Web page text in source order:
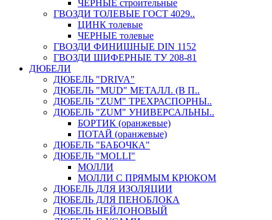
ЧЕРНЫЕ строительные
ГВОЗДИ ТОЛЕВЫЕ ГОСТ 4029..
ЦИНК толевые
ЧЕРНЫЕ толевые
ГВОЗДИ ФИНИШНЫЕ DIN 1152
ГВОЗДИ ШИФЕРНЫЕ ТУ 208-81
ДЮБЕЛИ
ДЮБЕЛЬ "DRIVA"
ДЮБЕЛЬ "MUD" МЕТАЛЛ. (В П..
ДЮБЕЛЬ "ZUM" ТРЕХРАСПОРНЫ..
ДЮБЕЛЬ "ZUM" УНИВЕРСАЛЬНЫ..
БОРТИК (оранжевые)
ПОТАЙ (оранжевые)
ДЮБЕЛЬ "БАБОЧКА"
ДЮБЕЛЬ "МOLLI"
МОЛЛИ
МОЛЛИ С ПРЯМЫМ КРЮКОМ
ДЮБЕЛЬ ДЛЯ ИЗОЛЯЦИИ
ДЮБЕЛЬ ДЛЯ ПЕНОБЛОКА
ДЮБЕЛЬ НЕЙЛОНОВЫЙ